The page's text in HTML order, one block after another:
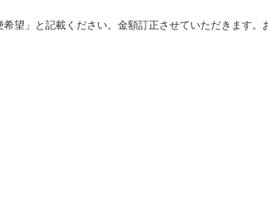
望」と記載ください。金額訂正させていただきます。